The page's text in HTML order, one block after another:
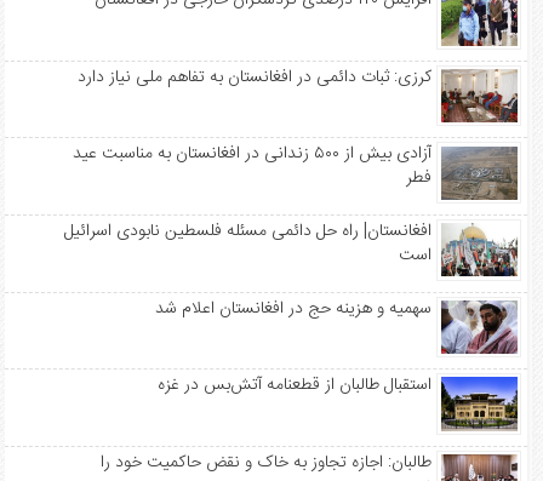
کرزی: ثبات دائمی در افغانستان به تفاهم ملی نیاز دارد
آزادی بیش از ۵۰۰ زندانی در افغانستان به مناسبت عید
فطر
افغانستان| راه حل دائمی مسئله فلسطین نابودی اسرائیل
است
سهمیه‌ و هزینه حج در افغانستان اعلام شد
استقبال طالبان از قطعنامه آتش‌بس در غزه
طالبان: اجازه تجاوز به خاک و نقض حاکمیت خود را